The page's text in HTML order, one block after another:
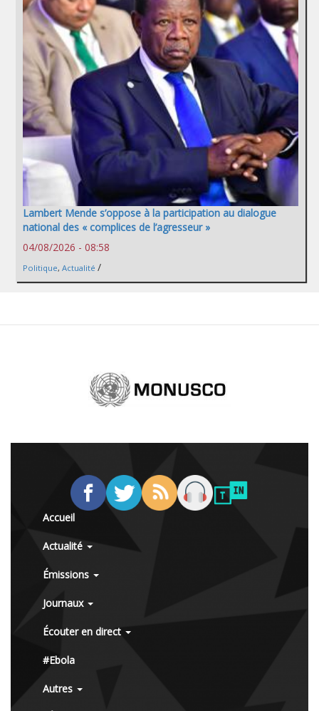
Lambert Mende s’oppose à la participation au dialogue
national des « complices de l’agresseur »
04/08/2026 - 08:58
Politique, Actualité /
Accueil
Actualité
Émissions
Journaux
Écouter en direct
#Ebola
Autres